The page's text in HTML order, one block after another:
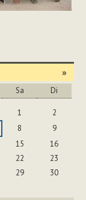
»
Sa Di
1
2
8
9
15
16
22
23
29
30